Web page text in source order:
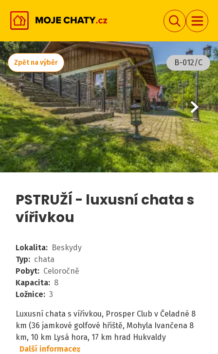
PSTRUŽÍ - luxusní chata s
vířivkou
Lokalita: Beskydy
Typ: chata
Pobyt: Celoročně
Kapacita: 8
Ložnice: 3
Luxusní chata s vířivkou, Prosper Club v Čeladné 8
km (36 jamkové golfové hřiště, Mohyla Ivančena 8
km, 10 km Lysá hora, 17 km hrad Hukvaldy
Další informace
Zpět na výběr B-012/C